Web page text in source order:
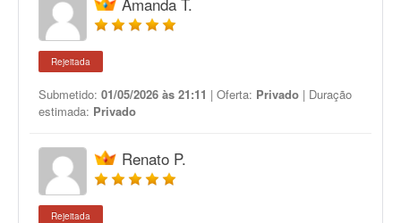
Rejeitada
Submetido: 01/05/2026 às 21:11 | Oferta: Privado | Duração
estimada: Privado
Renato P.
Rejeitada